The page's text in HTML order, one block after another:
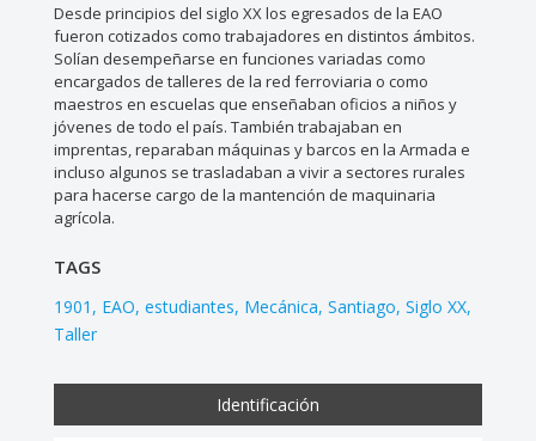
Desde principios del siglo XX los egresados de la EAO
fueron cotizados como trabajadores en distintos ámbitos.
Solían desempeñarse en funciones variadas como
encargados de talleres de la red ferroviaria o como
maestros en escuelas que enseñaban oficios a niños y
jóvenes de todo el país. También trabajaban en
imprentas, reparaban máquinas y barcos en la Armada e
incluso algunos se trasladaban a vivir a sectores rurales
para hacerse cargo de la mantención de maquinaria
agrícola.
TAGS
1901 EAO estudiantes Mecánica Santiago Siglo XX
Taller
Identificación